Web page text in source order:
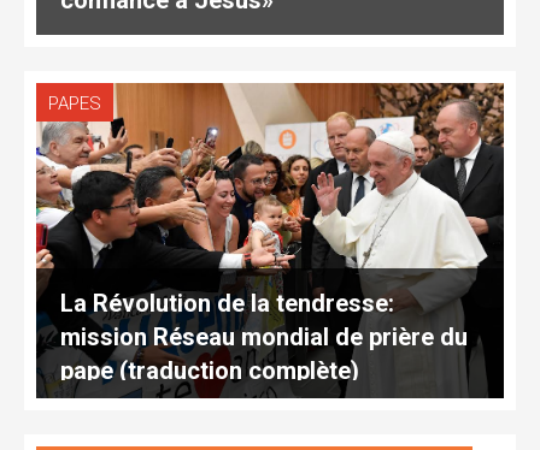
PAPES
La Révolution de la tendresse:
mission Réseau mondial de prière du
pape (traduction complète)